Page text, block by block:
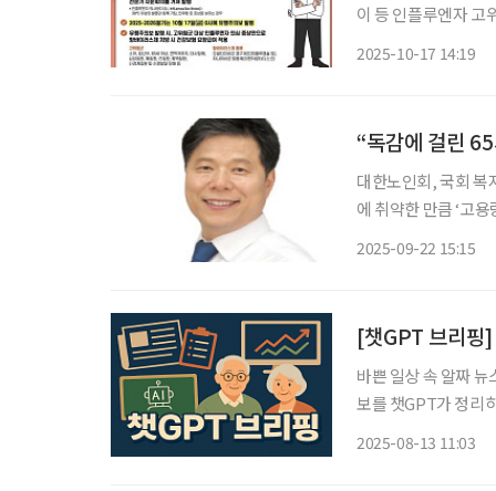
이 등 인플루엔자 고위험군 예방접종 받
2025-10-17 14:19
대한노인회, 국회 복지
에 취약한 만큼 ‘고용
2025-09-22 15:15
[챗GPT 브리핑]
바쁜 일상 속 알짜
보를 챗GPT가 정리하고 편집
2025-08-13 11:03